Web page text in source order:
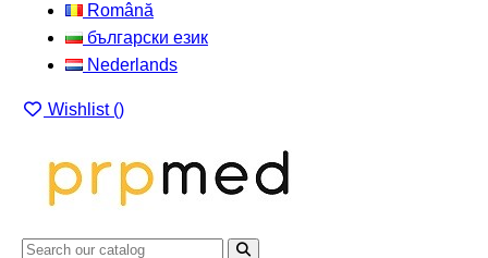
Română
български език
Nederlands
Wishlist ()